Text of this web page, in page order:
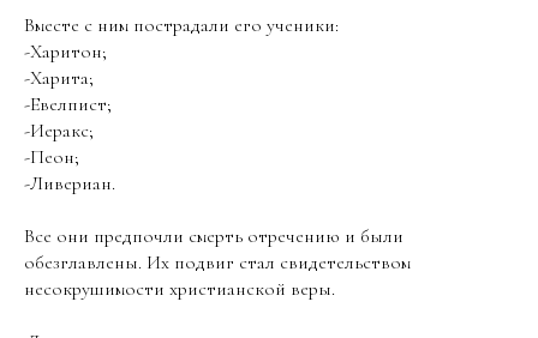
Вместе с ним пострадали его ученики:
-Харитон;
-Харита;
-Евелпист;
-Иеракс;
-Пеон;
-Ливериан.
Все они предпочли смерть отречению и были
обезглавлены. Их подвиг стал свидетельством
несокрушимости христианской веры.